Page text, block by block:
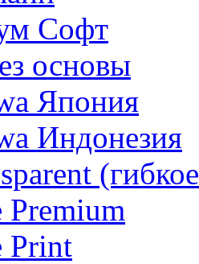
Софт
основы
Япония
Индонезия
Premium
Print